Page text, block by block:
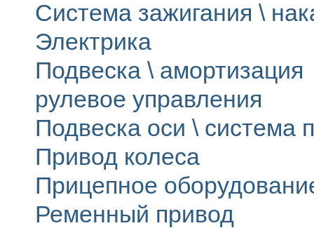
Система зажигания \
Электрика
Подвеска \ амортизация
рулевое управления
Подвеска оси \ система
Привод колеса
Прицепное
Ременный привод